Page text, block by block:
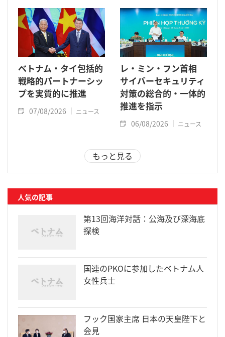
ベトナム・タイ包括的
戦略的パートナーシッ
プを実質的に推進
07/08/2026 ニュース
レ・ミン・フン首相
サイバーセキュリティ
対策の総合的・一体的
推進を指示
06/08/2026 ニュース
もっと見る
人気の記事
第13回海洋対話：公海及び深海底
探検
国連のPKOに参加したベトナム人
女性兵士
フック国家主席 日本の天皇陛下と
会見